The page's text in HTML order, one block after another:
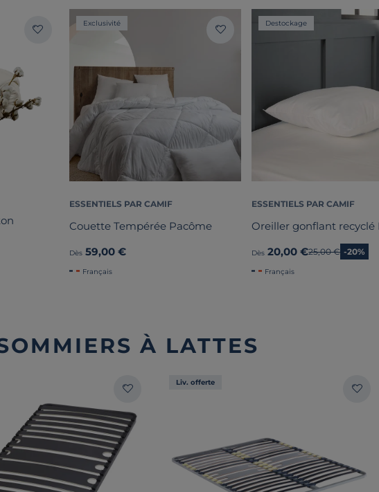
Exclusivité
ESSENTIELS PAR CAMIF
Couette Tempérée Pacôme
Dès 59,00 €
Français
Destockage
ESSENTIELS PAR CAMIF
Oreiller gonflant recyclé
Dès 20,00 €Ancien prix
25,00 € -20%
Français
À LATTES
Liv. offerte